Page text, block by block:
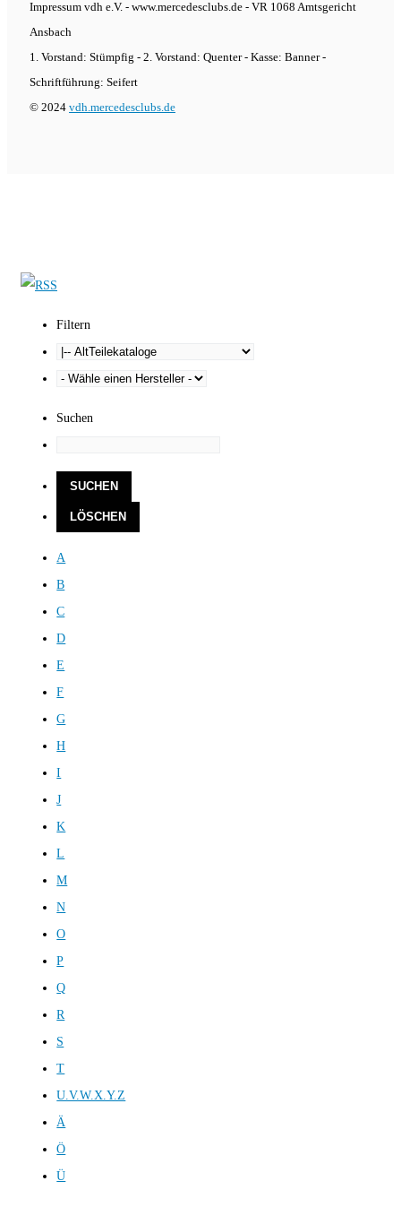
Impressum vdh e.V. - www.mercedesclubs.de - VR 1068 Amtsgericht
Ansbach
1. Vorstand: Stümpfig - 2. Vorstand: Quenter - Kasse: Banner -
Schriftführung: Seifert
© 2024 vdh.mercedesclubs.de
Filtern
Suchen
A
B
C
D
E
F
G
H
I
J
K
L
M
N
O
P
Q
R
S
T
U.V.W.X.Y.Z
Ä
Ö
Ü